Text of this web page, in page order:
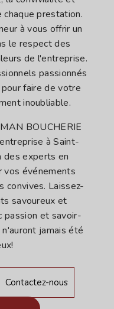
prestation.
à vous offrir un
le respect des
de l'entreprise.
passionnés
faire de votre
inoubliable.
BOUCHERIE
à Saint-
des experts en
vos événements
convives. Laissez-
savoureux et
passion et savoir-
jamais été
Contactez-nous